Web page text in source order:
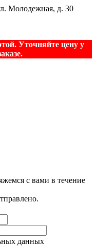
Молодежная, д. 30
Уточняйте цену у
с вами в течение
данных